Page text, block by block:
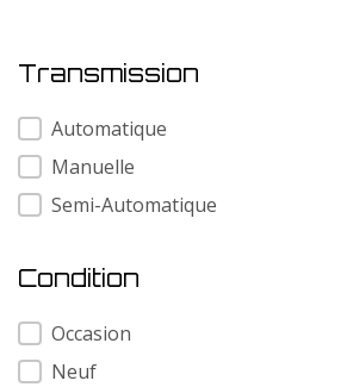
Transmission
Transmission
Automatique
Manuelle
Semi-Automatique
Condition
Condition
Occasion
Neuf